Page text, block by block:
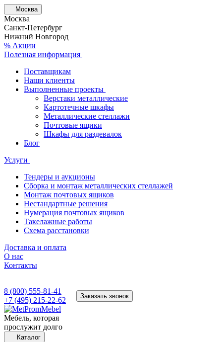
Москва
Москва
Санкт-Петербург
Нижний Новгород
% Акции
Полезная информация
Поставщикам
Наши клиенты
Выполненные проекты
Верстаки металлические
Картотечные шкафы
Металлические стеллажи
Почтовые ящики
Шкафы для раздевалок
Блог
Услуги
Тендеры и аукционы
Сборка и монтаж металлических стеллажей
Монтаж почтовых ящиков
Нестандартные решения
Нумерация почтовых ящиков
Такелажные работы
Схема расстановки
Доставка и оплата
О нас
Контакты
8 (800) 555-81-41
+7 (495) 215-22-62
Заказать звонок
Мебель, которая
прослужит долго
Каталог